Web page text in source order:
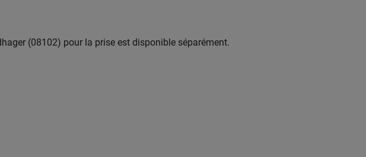
(08102) pour la prise est disponible séparément.